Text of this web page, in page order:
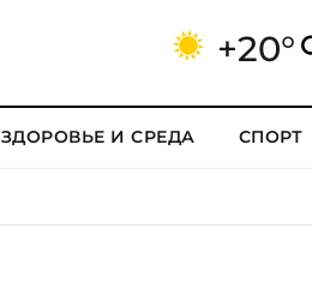
+20°
ЗДОРОВЬЕ И СРЕДА СПОРТ